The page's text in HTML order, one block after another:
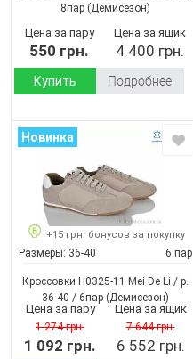
8пар (Демисезон)
Цена за пару
550 грн.
Цена за ящик
4 400 грн.
Купить Подробнее
Новинка
+15 грн. бонусов за покупку
Размеры: 36-40 6 пар
Кроссовки H0325-11 Mei De Li / p.
36-40 / 6пар (Демисезон)
Цена за пару
1 274 грн.
1 092 грн.
Цена за ящик
7 644 грн.
6 552 грн.